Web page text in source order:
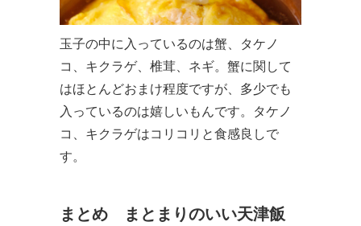
玉子の中に入っているのは蟹、タケノ
コ、キクラゲ、椎茸、ネギ。蟹に関して
はほとんどおまけ程度ですが、多少でも
入っているのは嬉しいもんです。タケノ
コ、キクラゲはコリコリと食感良しで
す。
まとめ まとまりのいい天津飯